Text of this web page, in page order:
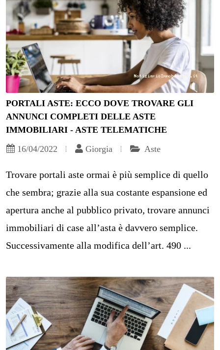
PORTALI ASTE: ECCO DOVE TROVARE GLI
ANNUNCI COMPLETI DELLE ASTE
IMMOBILIARI - ASTE TELEMATICHE
16/04/2022
Giorgia Aste
Trovare portali aste ormai è più semplice di quello
che sembra; grazie alla sua costante espansione ed
apertura anche al pubblico privato, trovare annunci
immobiliari di case all’asta è davvero semplice.
Successivamente alla modifica dell’art. 490 ...